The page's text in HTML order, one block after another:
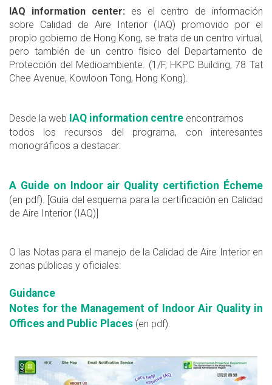
IAQ information center: es el centro de información
sobre Calidad de Aire Interior (IAQ) promovido por el
propio gobierno de Hong Kong, se trata de un centro virtual,
pero también de un centro físico del Departamento de
Protección del Medioambiente. (1/F, HKPC Building, 78 Tat
Chee Avenue, Kowloon Tong, Hong Kong).
Desde la web IAQ information centre encontramos
todos los recursos del programa, con interesantes
monográficos a destacar:
A Guide on Indoor air Quality certifiction Écheme
(en pdf). [Guía del esquema para la certificación en Calidad
de Aire Interior (IAQ)]
O las Notas para el manejo de la Calidad de Aire Interior en
zonas públicas y oficiales:
Guidance
Notes for the Management of Indoor Air Quality in
Offices and Public Places (en pdf).